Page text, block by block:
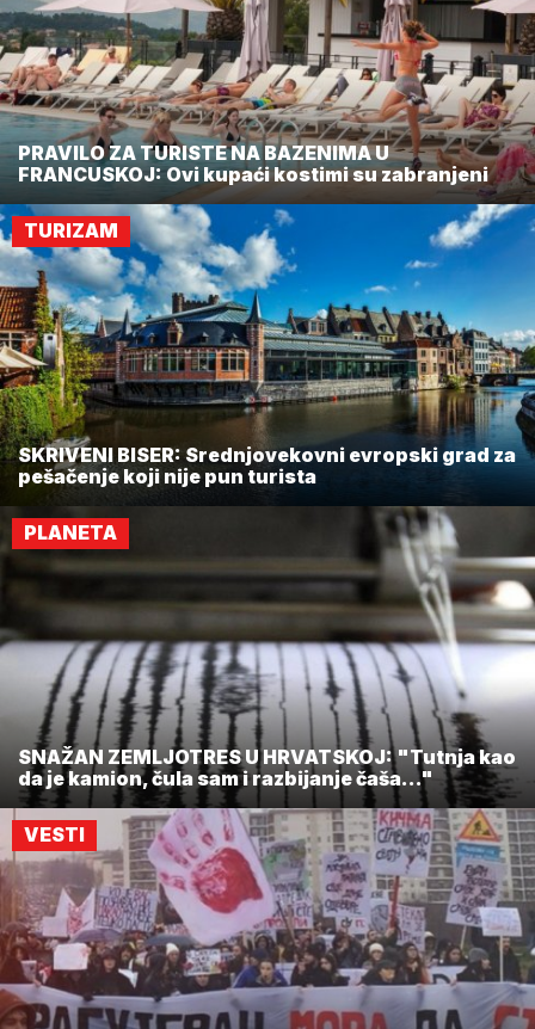
PRAVILO ZA TURISTE NA BAZENIMA U
FRANCUSKOJ: Ovi kupaći kostimi su zabranjeni
TURIZAM
SKRIVENI BISER: Srednjovekovni evropski grad za
pešačenje koji nije pun turista
PLANETA
SNAŽAN ZEMLJOTRES U HRVATSKOJ: "Tutnja kao
da je kamion, čula sam i razbijanje čaša..."
VESTI